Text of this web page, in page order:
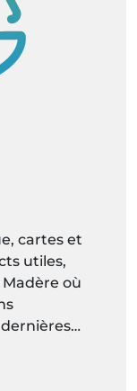
cartes et
utiles,
où